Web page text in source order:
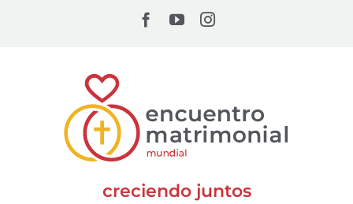
Facebook
YouTubeInstagram
creciendo juntos